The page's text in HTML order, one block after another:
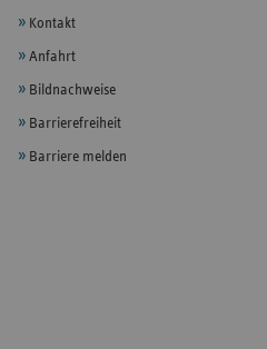
Kontakt
Anfahrt
Bildnachweise
Barrierefreiheit
Barriere melden